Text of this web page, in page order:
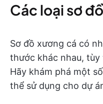
Các loại sơ
Sơ đồ xương cá có
thước khác nhau, tùy
Hãy khám phá một
thể sử dụng cho dự